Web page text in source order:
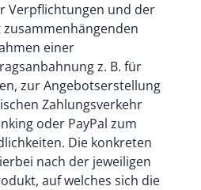
Verpflichtungen und der
einer
z. B. für
zur Angebotserstellung
Zahlungsverkehr
oder PayPal zum
Die konkreten
nach der jeweiligen
auf welches sich die